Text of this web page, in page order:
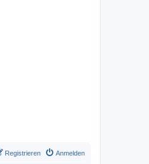
Anmelden
Registrieren